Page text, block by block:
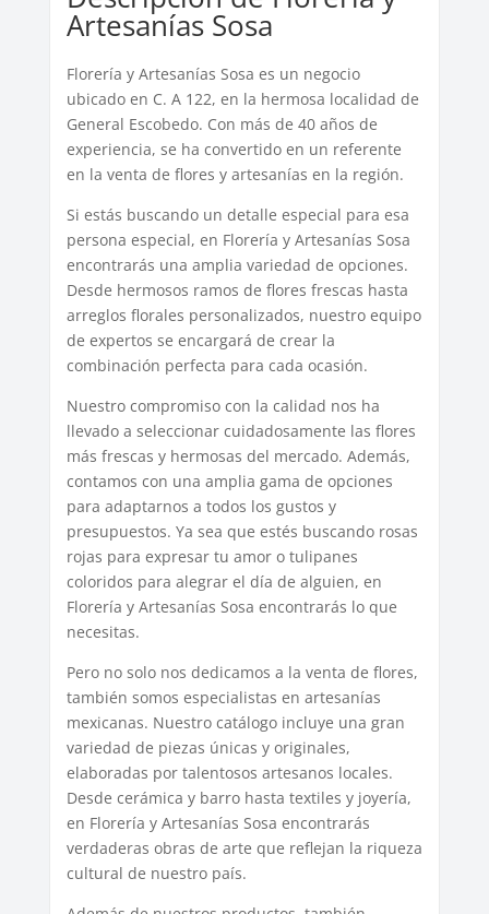
Artesanías Sosa
Florería y Artesanías Sosa es un negocio
ubicado en C. A 122, en la hermosa localidad de
General Escobedo. Con más de 40 años de
experiencia, se ha convertido en un referente
en la venta de flores y artesanías en la región.
Si estás buscando un detalle especial para esa
persona especial, en Florería y Artesanías Sosa
encontrarás una amplia variedad de opciones.
Desde hermosos ramos de flores frescas hasta
arreglos florales personalizados, nuestro equipo
de expertos se encargará de crear la
combinación perfecta para cada ocasión.
Nuestro compromiso con la calidad nos ha
llevado a seleccionar cuidadosamente las flores
más frescas y hermosas del mercado. Además,
contamos con una amplia gama de opciones
para adaptarnos a todos los gustos y
presupuestos. Ya sea que estés buscando rosas
rojas para expresar tu amor o tulipanes
coloridos para alegrar el día de alguien, en
Florería y Artesanías Sosa encontrarás lo que
necesitas.
Pero no solo nos dedicamos a la venta de flores,
también somos especialistas en artesanías
mexicanas. Nuestro catálogo incluye una gran
variedad de piezas únicas y originales,
elaboradas por talentosos artesanos locales.
Desde cerámica y barro hasta textiles y joyería,
en Florería y Artesanías Sosa encontrarás
verdaderas obras de arte que reflejan la riqueza
cultural de nuestro país.